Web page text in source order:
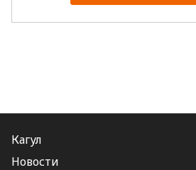
Кагул
Новости